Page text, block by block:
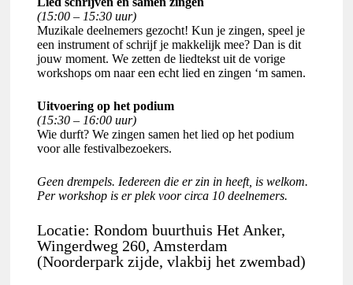
(15:00 – 15:30 uur)
Muzikale deelnemers gezocht! Kun je zingen, speel je
een instrument of schrijf je makkelijk mee? Dan is dit
jouw moment. We zetten de liedtekst uit de vorige
workshops om naar een echt lied en zingen ‘m samen.
Uitvoering op het podium
(15:30 – 16:00 uur)
Wie durft? We zingen samen het lied op het podium
voor alle festivalbezoekers.
Geen drempels. Iedereen die er zin in heeft, is welkom.
Per workshop is er plek voor circa 10 deelnemers.
Locatie: Rondom buurthuis Het Anker,
Wingerdweg 260, Amsterdam
(Noorderpark zijde, vlakbij het zwembad)